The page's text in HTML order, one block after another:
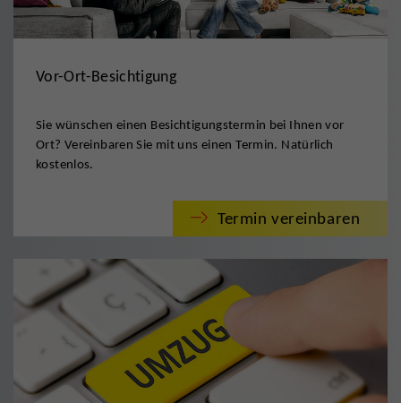
Vor-Ort-Besichtigung
Sie wünschen einen Besichtigungstermin bei Ihnen vor
Ort? Vereinbaren Sie mit uns einen Termin. Natürlich
kostenlos.
Termin vereinbaren